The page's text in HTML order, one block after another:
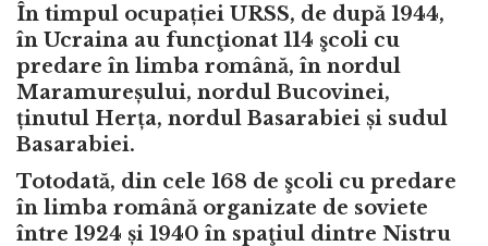
În timpul ocupației URSS, de după 1944,
în Ucraina au funcţionat 114 şcoli cu
predare în limba română, în nordul
Maramureșului, nordul Bucovinei,
ținutul Herța, nordul Basarabiei și sudul
Basarabiei.
Totodată, din cele 168 de şcoli cu predare
în limba română organizate de soviete
între 1924 și 1940 în spaţiul dintre Nistru